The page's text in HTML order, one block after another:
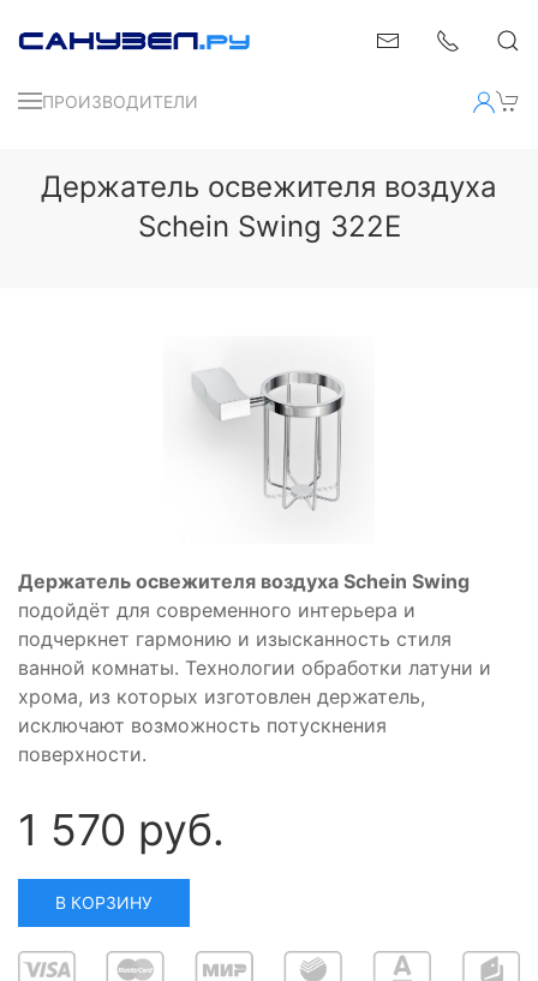
ПРОИЗВОДИТЕЛИ
Держатель освежителя воздуха
Schein Swing 322E
Держатель освежителя воздуха Schein Swing
подойдёт для современного интерьера и
подчеркнет гармонию и изысканность стиля
ванной комнаты. Технологии обработки латуни и
хрома, из которых изготовлен держатель,
исключают возможность потускнения
поверхности.
1 570 руб.
В КОРЗИНУ